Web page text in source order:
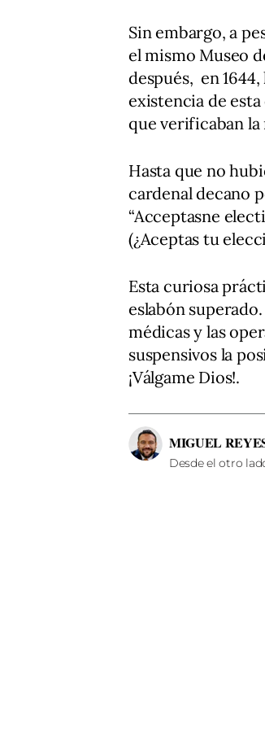
Sin embargo, a
el mismo Museo
después, en
existencia de
que verificaban la
Hasta que no
cardenal decano
“Acceptasne
(¿Aceptas tu
Esta curiosa
eslabón
médicas y las
suspensivos la
¡Válgame Dios!.
MIGUEL
Desde el otro